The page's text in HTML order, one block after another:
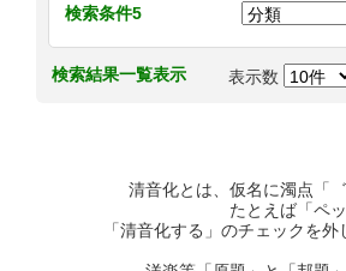
検索条件5
検索結果一覧表示 表示数
清音化とは、仮名に濁点「
たとえば「ペ
「清音化する」のチェックを